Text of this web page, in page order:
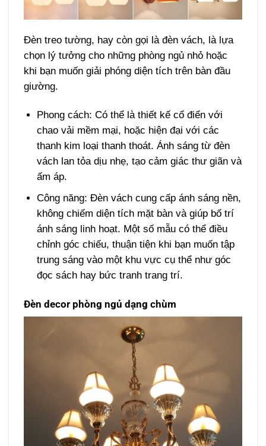
Đèn treo tường, hay còn gọi là đèn vách, là lựa
chọn lý tưởng cho những phòng ngủ nhỏ hoặc
khi bạn muốn giải phóng diện tích trên bàn đầu
giường.
Phong cách: Có thể là thiết kế cổ điển với
chao vải mềm mại, hoặc hiện đại với các
thanh kim loại thanh thoát. Ánh sáng từ đèn
vách lan tỏa dịu nhẹ, tạo cảm giác thư giãn và
ấm áp.
Công năng: Đèn vách cung cấp ánh sáng nền,
không chiếm diện tích mặt bàn và giúp bố trí
ánh sáng linh hoạt. Một số mẫu có thể điều
chỉnh góc chiếu, thuận tiện khi bạn muốn tập
trung sáng vào một khu vực cụ thể như góc
đọc sách hay bức tranh trang trí.
Đèn decor phòng ngủ dạng chùm